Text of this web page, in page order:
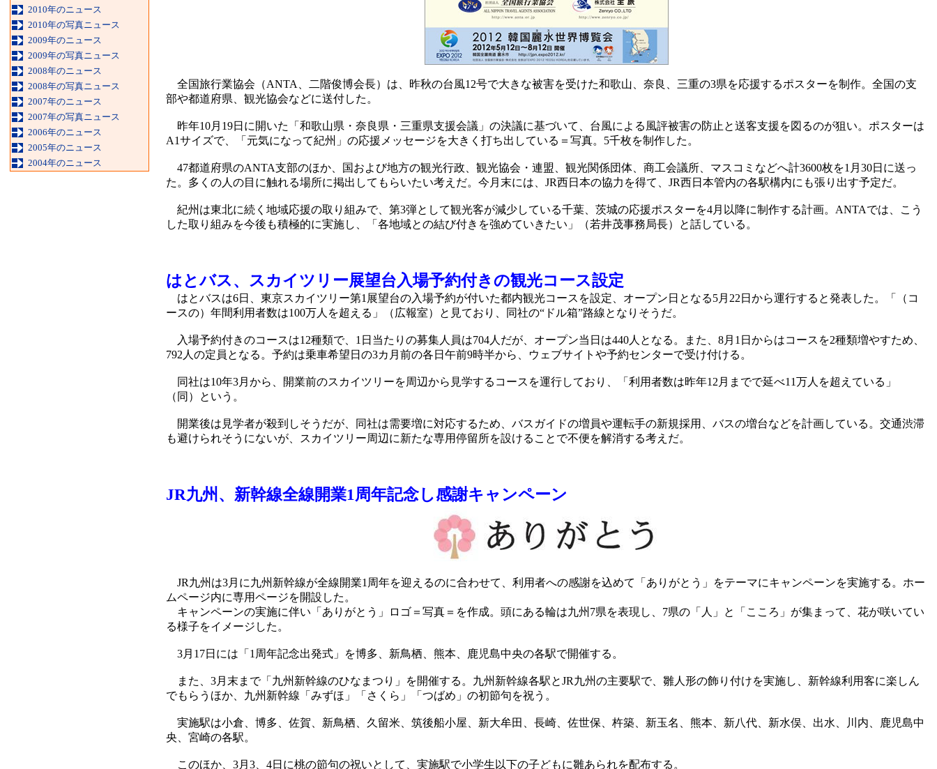
2010年のニュース
2010年の写真ニュース
2009年のニュース
2009年の写真ニュース
2008年のニュース
2008年の写真ニュース
2007年のニュース
2007年の写真ニュース
2006年のニュース
2005年のニュース
2004年のニュース
全国旅行業協会（ANTA、二階俊博会長）は、昨秋の台風12号で大きな被害を受けた和歌山、奈良、三重の3県を応援するポスターを制作。全国の支
部や都道府県、観光協会などに送付した。
昨年10月19日に開いた「和歌山県・奈良県・三重県支援会議」の決議に基づいて、台風による風評被害の防止と送客支援を図るのが狙い。ポスターは
A1サイズで、「元気になって紀州」の応援メッセージを大きく打ち出している＝写真。5千枚を制作した。
47都道府県のANTA支部のほか、国および地方の観光行政、観光協会・連盟、観光関係団体、商工会議所、マスコミなどへ計3600枚を1月30日に送っ
た。多くの人の目に触れる場所に掲出してもらいたい考えだ。今月末には、JR西日本の協力を得て、JR西日本管内の各駅構内にも張り出す予定だ。
紀州は東北に続く地域応援の取り組みで、第3弾として観光客が減少している千葉、茨城の応援ポスターを4月以降に制作する計画。ANTAでは、こう
した取り組みを今後も積極的に実施し、「各地域との結び付きを強めていきたい」（若井茂事務局長）と話している。
はとバス、スカイツリー展望台入場予約付きの観光コース設定
はとバスは6日、東京スカイツリー第1展望台の入場予約が付いた都内観光コースを設定、オープン日となる5月22日から運行すると発表した。「（コ
ースの）年間利用者数は100万人を超える」（広報室）と見ており、同社の“ドル箱”路線となりそうだ。
入場予約付きのコースは12種類で、1日当たりの募集人員は704人だが、オープン当日は440人となる。また、8月1日からはコースを2種類増やすため、
792人の定員となる。予約は乗車希望日の3カ月前の各日午前9時半から、ウェブサイトや予約センターで受け付ける。
同社は10年3月から、開業前のスカイツリーを周辺から見学するコースを運行しており、「利用者数は昨年12月までで延べ11万人を超えている」
（同）という。
開業後は見学者が殺到しそうだが、同社は需要増に対応するため、バスガイドの増員や運転手の新規採用、バスの増台などを計画している。交通渋滞
も避けられそうにないが、スカイツリー周辺に新たな専用停留所を設けることで不便を解消する考えだ。
JR九州、新幹線全線開業1周年記念し感謝キャンペーン
JR九州は3月に九州新幹線が全線開業1周年を迎えるのに合わせて、利用者への感謝を込めて「ありがとう」をテーマにキャンペーンを実施する。ホー
ムページ内に専用ページを開設した。
キャンペーンの実施に伴い「ありがとう」ロゴ＝写真＝を作成。頭にある輪は九州7県を表現し、7県の「人」と「こころ」が集まって、花が咲いてい
る様子をイメージした。
3月17日には「1周年記念出発式」を博多、新鳥栖、熊本、鹿児島中央の各駅で開催する。
また、3月末まで「九州新幹線のひなまつり」を開催する。九州新幹線各駅とJR九州の主要駅で、雛人形の飾り付けを実施し、新幹線利用客に楽しん
でもらうほか、九州新幹線「みずほ」「さくら」「つばめ」の初節句を祝う。
実施駅は小倉、博多、佐賀、新鳥栖、久留米、筑後船小屋、新大牟田、長崎、佐世保、杵築、新玉名、熊本、新八代、新水俣、出水、川内、鹿児島中
央、宮崎の各駅。
このほか、3月3、4日に桃の節句の祝いとして、実施駅で小学生以下の子どもに雛あられを配布する。